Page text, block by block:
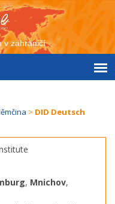
v zahraničí
> DID Deutsch
, Mnichov,